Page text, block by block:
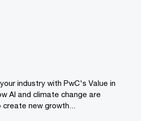
industry with PwC's Value in
AI and climate change are
new growth...